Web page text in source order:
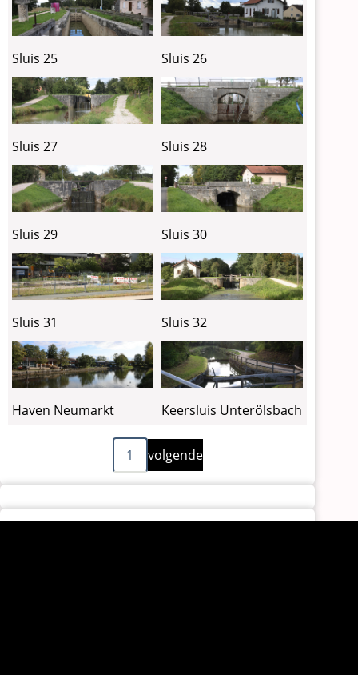
Sluis 25 Sluis 26
Sluis 27 Sluis 28
Sluis 29 Sluis 30
Sluis 31 Sluis 32
Haven Neumarkt Keersluis Unterölsbach
1
Volgende
pagina
volgende